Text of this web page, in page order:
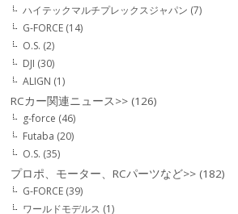
ハイテックマルチプレックスジャパン (7)
G-FORCE (14)
O.S. (2)
DJI (30)
ALIGN (1)
RCカー関連ニュース>> (126)
g-force (46)
Futaba (20)
O.S. (35)
プロポ、モーター、RCパーツなど>> (182)
G-FORCE (39)
ワールドモデルス (1)